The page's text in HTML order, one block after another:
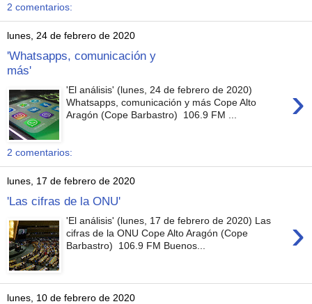
2 comentarios:
lunes, 24 de febrero de 2020
'Whatsapps, comunicación y
más'
›
'El análisis' (lunes, 24 de febrero de 2020)
Whatsapps, comunicación y más Cope Alto
Aragón (Cope Barbastro) 106.9 FM ...
2 comentarios:
lunes, 17 de febrero de 2020
'Las cifras de la ONU'
›
'El análisis' (lunes, 17 de febrero de 2020) Las
cifras de la ONU Cope Alto Aragón (Cope
Barbastro) 106.9 FM Buenos...
lunes, 10 de febrero de 2020